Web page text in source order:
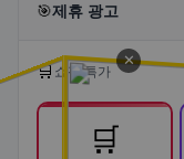
🎯제휴 광고
🛒 쇼핑 특가
🛒
✕